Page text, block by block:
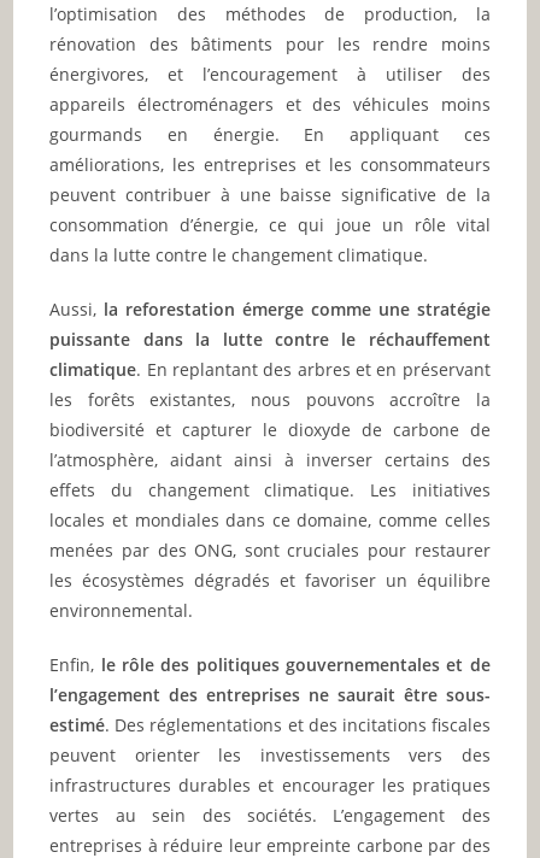
l’optimisation des méthodes de production, la
rénovation des bâtiments pour les rendre moins
énergivores, et l’encouragement à utiliser des
appareils électroménagers et des véhicules moins
gourmands en énergie. En appliquant ces
améliorations, les entreprises et les consommateurs
peuvent contribuer à une baisse significative de la
consommation d’énergie, ce qui joue un rôle vital
dans la lutte contre le changement climatique.
Aussi, la reforestation émerge comme une stratégie
puissante dans la lutte contre le réchauffement
climatique. En replantant des arbres et en préservant
les forêts existantes, nous pouvons accroître la
biodiversité et capturer le dioxyde de carbone de
l’atmosphère, aidant ainsi à inverser certains des
effets du changement climatique. Les initiatives
locales et mondiales dans ce domaine, comme celles
menées par des ONG, sont cruciales pour restaurer
les écosystèmes dégradés et favoriser un équilibre
environnemental.
Enfin, le rôle des politiques gouvernementales et de
l’engagement des entreprises ne saurait être sous-
estimé. Des réglementations et des incitations fiscales
peuvent orienter les investissements vers des
infrastructures durables et encourager les pratiques
vertes au sein des sociétés. L’engagement des
entreprises à réduire leur empreinte carbone par des